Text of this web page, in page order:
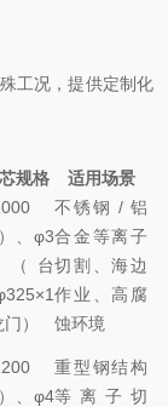
工况，提供定制化
规格 适用场景
、φ3
（台
）
不锈钢 / 铝
合金等离子
切割、海边
作业、高腐
蚀环境
、φ4
重型钢结构
等离子切